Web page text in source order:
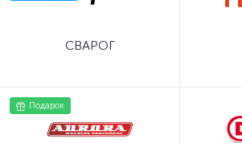
СВАРОГ
Подарок